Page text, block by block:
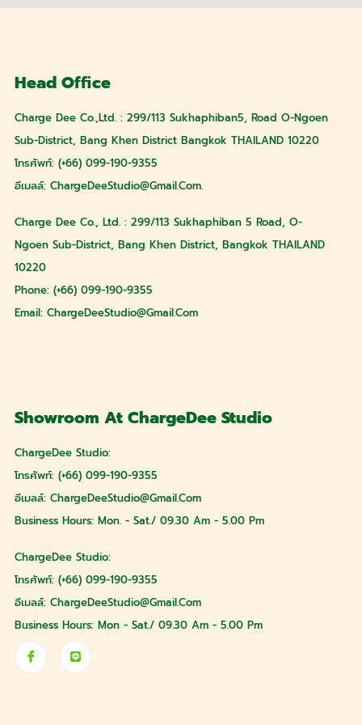
Head Office
Charge Dee Co.,Ltd. : 299/113 Sukhaphiban5, Road O-Ngoen
Sub-District, Bang Khen District Bangkok THAILAND 10220
โทรศัพท์: (+66) 099-190-9355
อีเมลล์: ChargeDeeStudio@gmail.com.
Charge Dee Co., Ltd. : 299/113 Sukhaphiban 5 Road, O-
Ngoen Sub-District, Bang Khen District, Bangkok THAILAND
10220
Phone: (+66) 099-190-9355
Email: ChargeDeeStudio@gmail.com
Showroom At ChargeDee Studio
ChargeDee Studio:
โทรศัพท์: (+66) 099-190-9355
อีเมลล์: ChargeDeeStudio@gmail.com
Business Hours: Mon. - Sat./ 09.30 Am - 5.00 Pm
ChargeDee Studio:
โทรศัพท์: (+66) 099-190-9355
อีเมลล์: ChargeDeeStudio@gmail.com
Business Hours: Mon - Sat./ 09.30 Am - 5.00 Pm